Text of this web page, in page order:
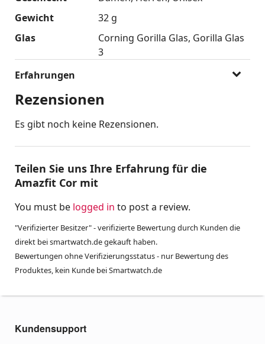
Gewicht
32 g
Glas
Corning Gorilla Glas Gorilla Glas
3
Erfahrungen
Rezensionen
Es gibt noch keine Rezensionen.
Teilen Sie uns Ihre Erfahrung für die
Amazfit Cor mit
You must be logged in to post a review.
"Verifizierter Besitzer" - verifizierte Bewertung durch Kunden die
direkt bei smartwatch.de gekauft haben.
Bewertungen ohne Verifizierungsstatus - nur Bewertung des
Produktes, kein Kunde bei Smartwatch.de
Kundensupport